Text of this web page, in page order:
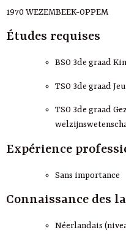
1970 WEZEMBEEK-OPPEM
Études requises
BSO 3de graad
TSO 3de graad
TSO 3de graad
Expérience
Sans importance
Connaissance des
Néerlandais